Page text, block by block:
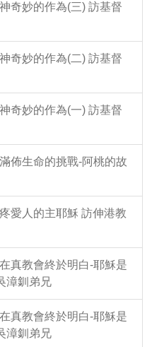
奇妙的作為(三) 訪基督
奇妙的作為(二) 訪基督
奇妙的作為(一) 訪基督
佈生命的挑戰-阿桃的故
愛人的主耶穌 訪伸港教
真教會終於明白-耶穌是
漳釧弟兄
真教會終於明白-耶穌是
漳釧弟兄